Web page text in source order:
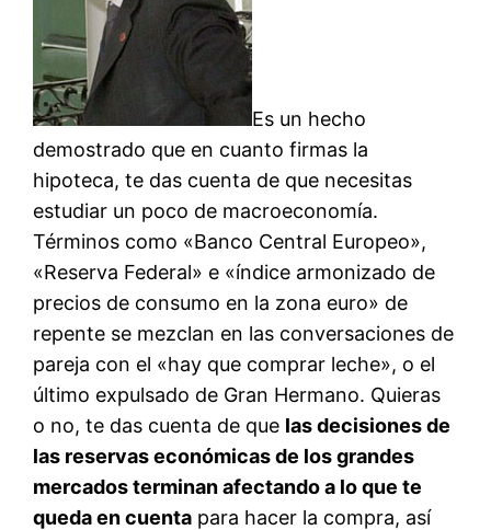
Es un hecho
demostrado que en cuanto firmas la
hipoteca, te das cuenta de que necesitas
estudiar un poco de macroeconomía.
Términos como «Banco Central Europeo»,
«Reserva Federal» e «índice armonizado de
precios de consumo en la zona euro» de
repente se mezclan en las conversaciones de
pareja con el «hay que comprar leche», o el
último expulsado de Gran Hermano. Quieras
o no, te das cuenta de que las decisiones de
las reservas económicas de los grandes
mercados terminan afectando a lo que te
queda en cuenta para hacer la compra, así